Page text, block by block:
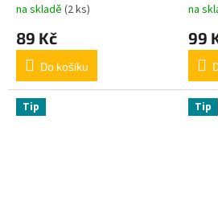
na skladě (2 ks)
89 Kč
Do košíku
na
99
Tip Tip